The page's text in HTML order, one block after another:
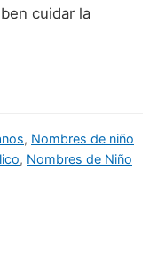
cuidar la
, Nombres de niño
, Nombres de Niño